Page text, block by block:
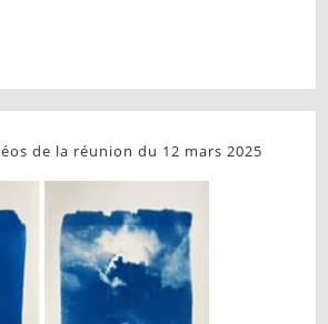
de la réunion du 12 mars 2025